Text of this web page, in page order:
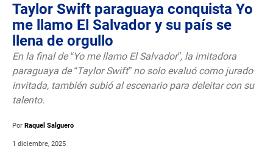
Taylor Swift paraguaya conquista Yo
me llamo El Salvador y su país se
llena de orgullo
En la final de “Yo me llamo El Salvador”, la imitadora
paraguaya de “Taylor Swift” no solo evaluó como jurado
invitada, también subió al escenario para deleitar con su
talento.
Por Raquel Salguero
1 diciembre, 2025